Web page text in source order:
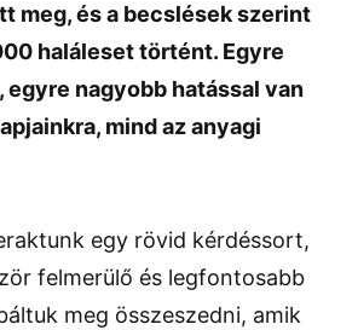
meg, és a becslések szerint
haláleset történt. Egyre
egyre nagyobb hatással van
mind az anyagi
egy rövid kérdéssort,
felmerülő és legfontosabb
meg összeszedni, amik